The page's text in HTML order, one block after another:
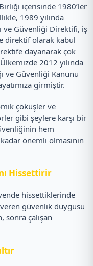
içerisinde 1980’ler
1989 yılında
ve Güvenliği Direktifi, iş
direktif olarak kabul
dayanarak çok
2012 yılında
ve Güvenliği Kanunu
girmiştir.
çöküşler ve
gibi şeylere karşı bir
hem
önemli olmasının
Hissettirir
hissettiklerinde
güvenlik duygusu
sonra çalışan